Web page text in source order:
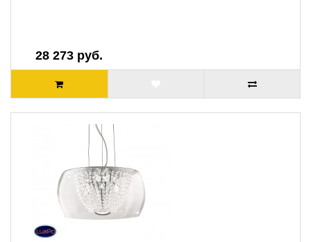
28 273 руб.